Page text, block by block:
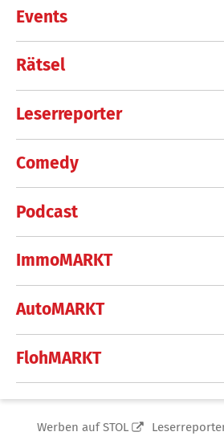
Events
Rätsel
Leserreporter
Comedy
Podcast
ImmoMARKT
AutoMARKT
FlohMARKT
Werben auf STOL